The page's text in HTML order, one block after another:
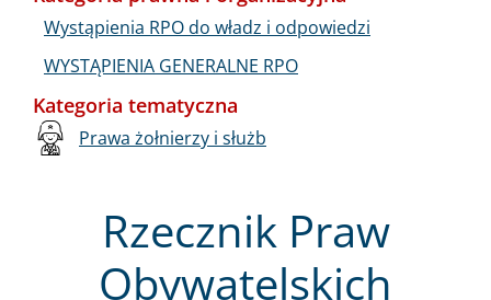
Rzecznik Praw
Obywatelskich
Wystąpienia RPO do władz i odpowiedzi
WYSTĄPIENIA GENERALNE RPO
Kategoria tematyczna
Prawa żołnierzy i służb